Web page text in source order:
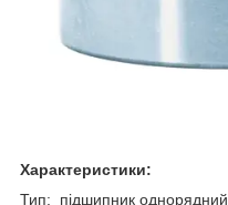
Характеристики:
Тип: підшипник однорядний